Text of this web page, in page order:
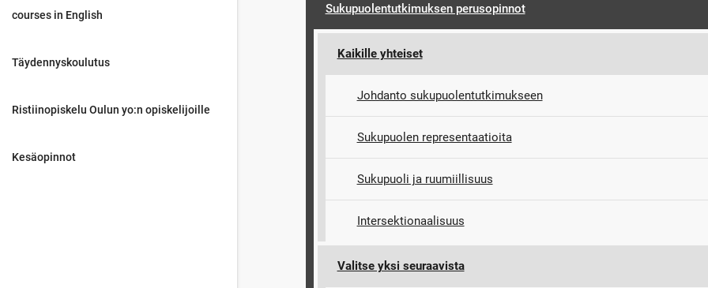
courses in English
Täydennyskoulutus
Ristiinopiskelu Oulun yo:n opiskelijoille
Kesäopinnot
Sukupuolentutkimuksen perusopinnot
Kaikille yhteiset
Johdanto sukupuolentutkimukseen
Sukupuolen representaatioita
Sukupuoli ja ruumiillisuus
Intersektionaalisuus
Valitse yksi seuraavista